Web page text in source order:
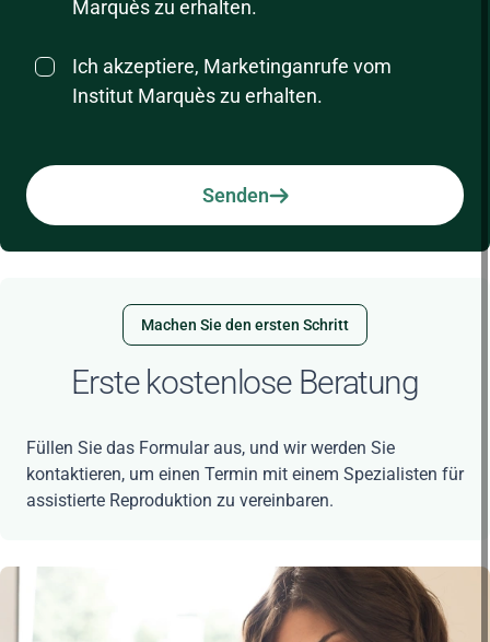
Marquès zu erhalten.
Ich akzeptiere, Marketinganrufe vom
Institut Marquès zu erhalten.
Senden
Machen Sie den ersten Schritt
Erste kostenlose Beratung
Füllen Sie das Formular aus, und wir werden Sie
kontaktieren, um einen Termin mit einem Spezialisten für
assistierte Reproduktion zu vereinbaren.